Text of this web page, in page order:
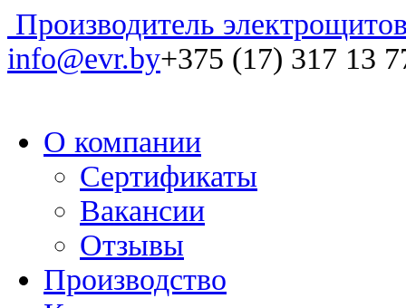
Производитель
info@evr.by+375 (17) 317 13
О компании
Сертификаты
Вакансии
Отзывы
Производство